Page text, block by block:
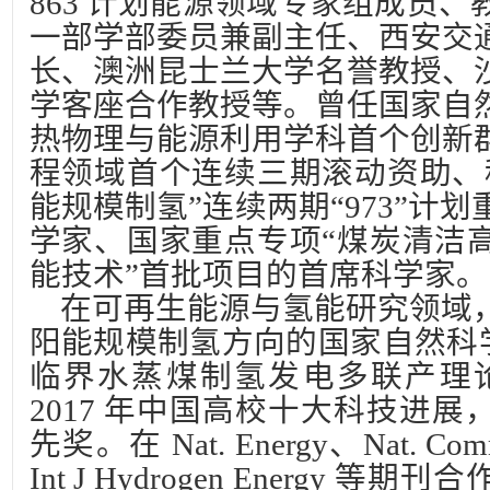
一部学部委员兼副主任、西安交
长、澳洲昆士兰大学名誉教授、
学客座合作教授等。曾任国家自
热物理与能源利用学科首个创新
程领域首个连续三期滚动资助
能规模制氢”连续两期“973”计划
学家、国家重点专项“煤炭清洁
能技术”首批项目的首席科学家。
在可再生能源与氢能研究领域
阳能规模制氢方向的国家自然
临界水蒸煤制氢发电多联产理
2017 年中国高校十大科技进展
先奖。在 Nat. Energy、Nat.
Int J Hydrogen Energy 等期刊合